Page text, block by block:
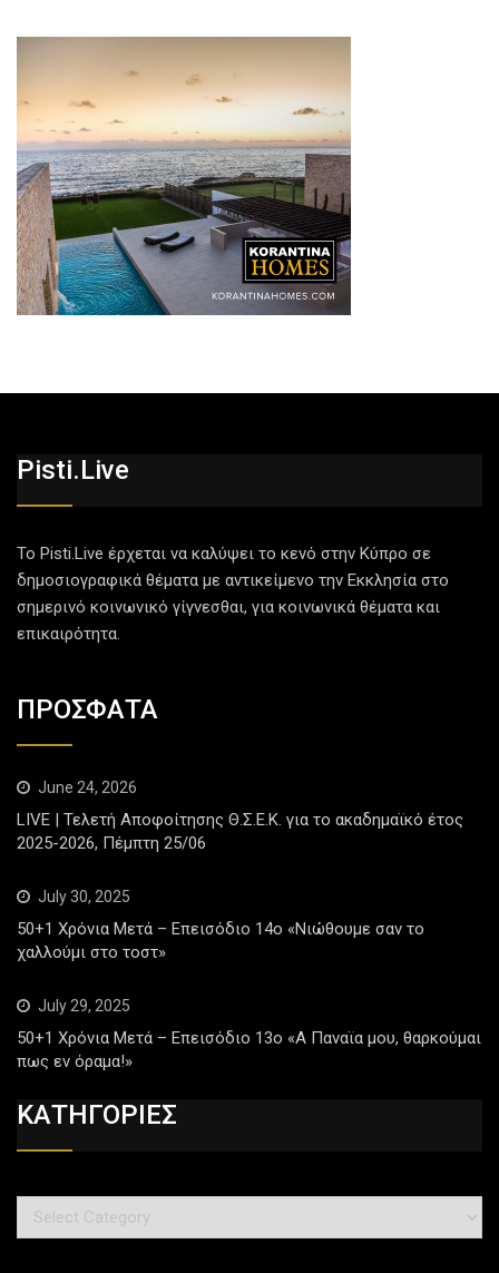
Pisti.live
Το Pisti.Live έρχεται να καλύψει το κενό στην Κύπρο σε
δημοσιογραφικά θέματα με αντικείμενο την Εκκλησία στο
σημερινό κοινωνικό γίγνεσθαι, για κοινωνικά θέματα και
επικαιρότητα.
ΠΡΟΣΦΑΤΑ
June 24, 2026
LIVE | Τελετή Αποφοίτησης Θ.Σ.Ε.Κ. για το ακαδημαϊκό έτος
2025-2026, Πέμπτη 25/06
July 30, 2025
50+1 Χρόνια Μετά – Επεισόδιο 14ο «Νιώθουμε σαν το
χαλλούμι στο τοστ»
July 29, 2025
50+1 Χρόνια Μετά – Επεισόδιο 13ο «Α Παναϊα μου, θαρκούμαι
πως εν όραμα!»
ΚΑΤΗΓΟΡΙΕΣ